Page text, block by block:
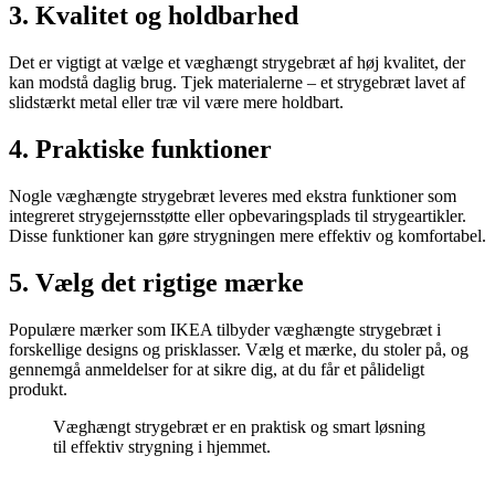
3. Kvalitet og holdbarhed
Det er vigtigt at vælge et væghængt strygebræt af høj kvalitet, der
kan modstå daglig brug. Tjek materialerne – et strygebræt lavet af
slidstærkt metal eller træ vil være mere holdbart.
4. Praktiske funktioner
Nogle væghængte strygebræt leveres med ekstra funktioner som
integreret strygejernsstøtte eller opbevaringsplads til strygeartikler.
Disse funktioner kan gøre strygningen mere effektiv og komfortabel.
5. Vælg det rigtige mærke
Populære mærker som IKEA tilbyder væghængte strygebræt i
forskellige designs og prisklasser. Vælg et mærke, du stoler på, og
gennemgå anmeldelser for at sikre dig, at du får et pålideligt
produkt.
Væghængt strygebræt er en praktisk og smart løsning
til effektiv strygning i hjemmet.